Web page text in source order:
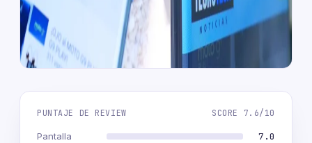
PUNTAJE DE REVIEW SCORE 7.6/10
Pantalla 7.0